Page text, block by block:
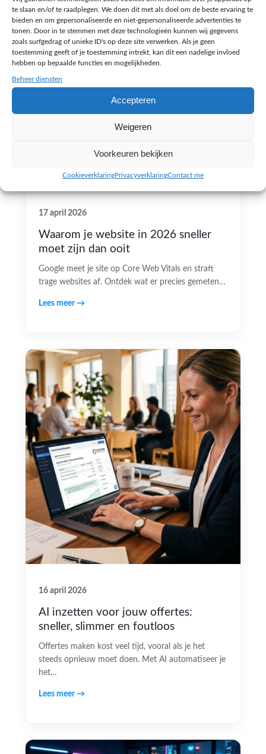
te slaan en/of te raadplegen. We doen dit met als doel om de beste ervaring te
bieden en om gepersonaliseerde en niet-gepersonaliseerde advertenties te
tonen. Door in te stemmen met deze technologieën kunnen wij gegevens
zoals surfgedrag of unieke ID's op deze site verwerken. Als je geen
toestemming geeft of je toestemming intrekt, kan dit een nadelige invloed
hebben op bepaalde functies en mogelijkheden.
Beheer diensten
Accepteren
Weigeren
Voorkeuren bekijken
CookieverklaringPrivacyverklaringContact me
17 april 2026
Waarom je website in 2026 sneller
moet zijn dan ooit
Google meet je site op Core Web Vitals en straft
trage websites af. Ontdek wat er precies gemeten…
Lees meer →
16 april 2026
AI inzetten voor jouw offertes:
sneller, slimmer en foutloos
Offertes maken kost veel tijd, vooral als je het
steeds opnieuw moet doen. Met AI automatiseer je
het…
Lees meer →